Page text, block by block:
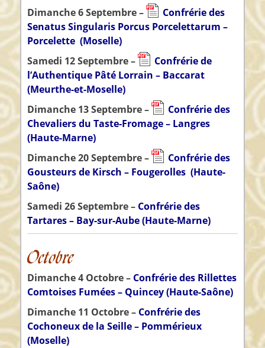
Dimanche 6 Septembre –
Confrérie des
Senatus Singularis Porcus Porcelettarum –
Porcelette (Moselle)
Samedi 12 Septembre –
Confrérie de
l’Authentique Pâté Lorrain – Baccarat
(Meurthe-et-Moselle)
Dimanche 13 Septembre –
Confrérie des
Chevaliers du Taste-Fromage – Langres
(Haute-Marne)
Dimanche 20 Septembre –
Confrérie des
Gousteurs de Kirsch – Fougerolles (Haute-
Saône)
Samedi 26 Septembre – Confrérie des
Tartares – Bay-sur-Aube (Haute-Marne)
Octobre
Dimanche 4 Octobre – Confrérie des Rillettes
Comtoises Fumées – Quincey (Haute-Saône)
Dimanche 11 Octobre – Confrérie des
Cochoneux de la Seille – Pommérieux
(Moselle)